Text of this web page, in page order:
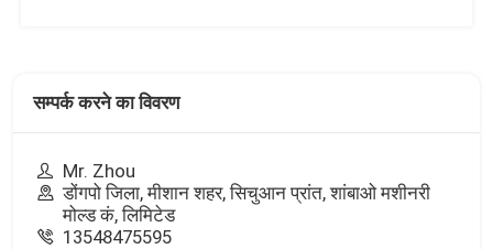
सम्पर्क करने का विवरण
Mr. Zhou
डोंगपो जिला, मीशान शहर, सिचुआन प्रांत, शांबाओ मशीनरी
मोल्ड कं, लिमिटेड
13548475595